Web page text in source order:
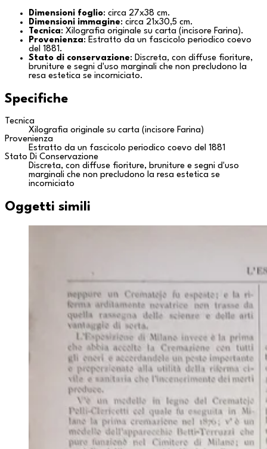
Dimensioni foglio: circa 27x38 cm.
Dimensioni immagine: circa 21x30,5 cm.
Tecnica: Xilografia originale su carta (incisore Farina).
Provenienza: Estratto da un fascicolo periodico coevo
del 1881.
Stato di conservazione: Discreta, con diffuse fioriture,
bruniture e segni d'uso marginali che non precludono la
resa estetica se incorniciato.
Specifiche
Tecnica
Xilografia originale su carta (incisore Farina)
Provenienza
Estratto da un fascicolo periodico coevo del 1881
Stato Di Conservazione
Discreta, con diffuse fioriture, bruniture e segni d'uso
marginali che non precludono la resa estetica se
incorniciato
Oggetti simili